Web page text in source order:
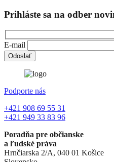
Prihláste sa na odber
E-mail
Podporte nás
+421 908 69 55 31
+421 949 33 83 96
Poradňa pre občianske
a ľudské práva
Hrnčiarska 2/A, 040 01 Košice